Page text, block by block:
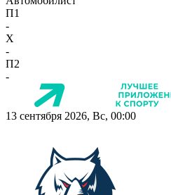
П1
-
X
-
П2
-
13 сентября 2026, Вс, 00:00